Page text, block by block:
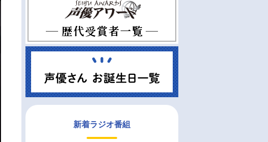
新着ラジオ番組